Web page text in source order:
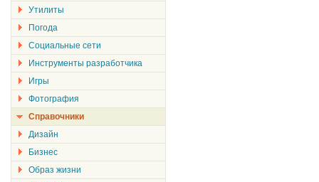
Утилиты
Погода
Социальные сети
Инструменты разработчика
Игры
Фотография
Справочники
Дизайн
Бизнес
Образ жизни